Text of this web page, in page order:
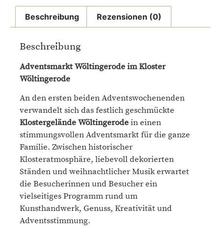
Beschreibung Rezensionen (0)
Beschreibung
Adventsmarkt Wöltingerode im Kloster
Wöltingerode
An den ersten beiden Adventswochenenden
verwandelt sich das festlich geschmückte
Klostergelände Wöltingerodein einen
stimmungsvollen Adventsmarkt für die ganze
Familie. Zwischen historischer
Klosteratmosphäre, liebevoll dekorierten
Ständen und weihnachtlicher Musik erwartet
die Besucherinnen und Besucher ein
vielseitiges Programm rund um
Kunsthandwerk, Genuss, Kreativität und
Adventsstimmung.